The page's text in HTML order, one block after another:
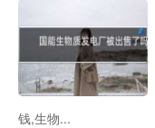
钱,生物...